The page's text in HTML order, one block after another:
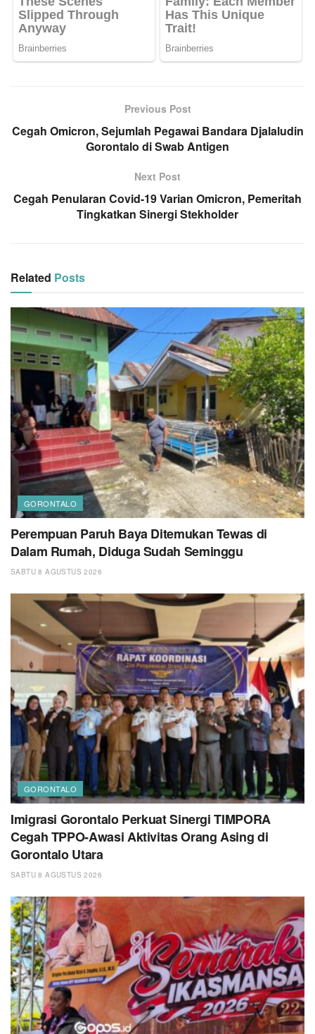
Previous Post
Cegah Omicron, Sejumlah Pegawai Bandara Djalaludin
Gorontalo di Swab Antigen
Next Post
Cegah Penularan Covid-19 Varian Omicron, Pemeritah
Tingkatkan Sinergi Stekholder
Related Posts
GORONTALO
Perempuan Paruh Baya Ditemukan Tewas di
Dalam Rumah, Diduga Sudah Seminggu
SABTU 8 AGUSTUS 2026
GORONTALO
Imigrasi Gorontalo Perkuat Sinergi TIMPORA
Cegah TPPO-Awasi Aktivitas Orang Asing di
Gorontalo Utara
SABTU 8 AGUSTUS 2026